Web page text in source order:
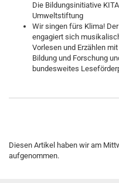
Die Bildungsinitiative
Umweltstiftung
Wir singen fürs Klima!
engagiert sich
Vorlesen und Erzählen
Bildung und Forschung
bundesweites
Diesen Artikel haben wir am
aufgenommen.